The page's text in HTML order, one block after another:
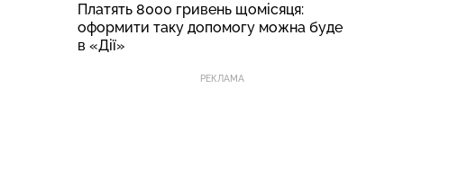
Платять 8000 гривень щомісяця:
оформити таку допомогу можна буде
в «Дії»
РЕКЛАМА